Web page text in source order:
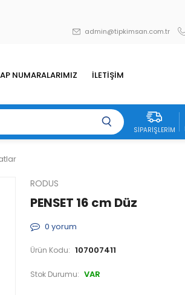
admin@tipkimsan.com.tr
NUMARALARIMIZ İLETİŞİM
SIPARIŞLERIM
RODUS
PENSET 16 cm Düz
0 yorum
Ürün Kodu: 107007411
Stok Durumu: VAR